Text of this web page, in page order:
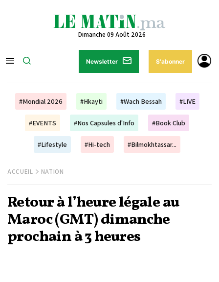
Dimanche 09 Août 2026
Newsletter S'abonner
#Mondial 2026 #Hkayti #Wach Bessah #LIVE
#EVENTS #Nos Capsules d'Info #Book Club
#Lifestyle #Hi-tech #Bilmokhtassar...
ACCUEIL NATION
Retour à l’heure légale au
Maroc (GMT) dimanche
prochain à 3 heures